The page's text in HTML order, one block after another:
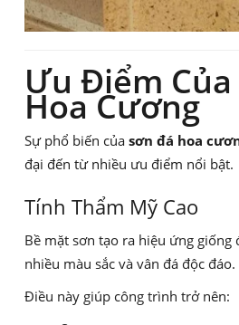
Ưu Điểm
Hoa Cương
Sự phổ biến của sơn đá hoa
đại đến từ nhiều ưu điểm nổi bật.
Tính Thẩm Mỹ Cao
Bề mặt sơn tạo ra hiệu ứng
nhiều màu sắc và vân đá độc đáo.
Điều này giúp công trình trở nên: